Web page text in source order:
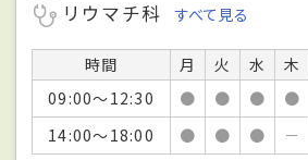
リウマチ科
すべて見る
時間 月 火 水 木
09:00～12:30
● ● ● ●
14:00～18:00
● ● ● －